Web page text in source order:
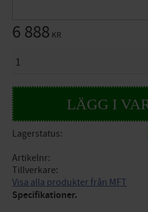
6 888 KR
Lagerstatus
Artikelnr
Tillverkare
Visa alla produkter från MFT
Specifikationer.